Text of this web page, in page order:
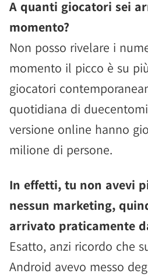
A quanti giocatori sei
momento?
Non posso rivelare i
momento il picco è su
giocatori
quotidiana di
versione online hanno
milione di persone.
In effetti, tu non avevi
nessun marketing,
arrivato praticamente
Esatto, anzi ricordo che
Android avevo messo